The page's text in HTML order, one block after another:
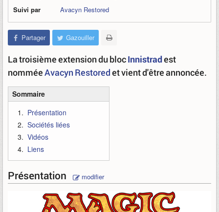
Suivi par
Avacyn Restored
Partager Gazouiller
La troisième extension du blocInnistradest
nomméeAvacyn Restoredet vient d'être annoncée.
Sommaire
Présentation
Sociétés liées
Vidéos
Liens
Présentation modifier